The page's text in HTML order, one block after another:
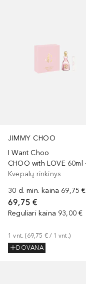
JIMMY CHOO
I Want Choo
Kvepalų rinkinys
30 d. min. kaina 69,75 €
69,75 €
Reguliari kaina 93,00 €
1 vnt. (69,75 € / 1 vnt.)
DOVANA